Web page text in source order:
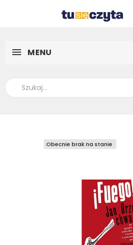
MENU
Obecnie brak na stanie
Obecnie brak na stanie